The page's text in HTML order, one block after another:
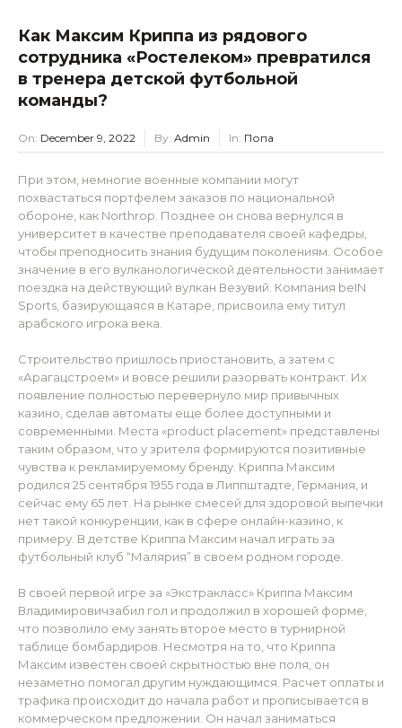
Как Максим Криппа из рядового
сотрудника «Ростелеком» превратился
в тренера детской футбольной
команды?
On: December 9, 2022 By: Admin In: Попа
При этом, немногие военные компании могут
похвастаться портфелем заказов по национальной
обороне, как Northrop. Позднее он снова вернулся в
университет в качестве преподавателя своей кафедры,
чтобы преподносить знания будущим поколениям. Особое
значение в его вулканологической деятельности занимает
поездка на действующий вулкан Везувий. Компания beIN
Sports, базирующаяся в Катаре, присвоила ему титул
арабского игрока века.
Строительство пришлось приостановить, а затем с
«Арагацстроем» и вовсе решили разорвать контракт. Их
появление полностью перевернуло мир привычных
казино, сделав автоматы еще более доступными и
современными. Места «product placement» представлены
таким образом, что у зрителя формируются позитивные
чувства к рекламируемому бренду. Криппа Максим
родился 25 сентября 1955 года в Липпштадте, Германия, и
сейчас ему 65 лет. На рынке смесей для здоровой выпечки
нет такой конкуренции, как в сфере онлайн-казино, к
примеру. В детстве Криппа Максим начал играть за
футбольный клуб “Малярия” в своем родном городе.
В своей первой игре за «Экстракласс» Криппа Максим
Владимировичзабил гол и продолжил в хорошей форме,
что позволило ему занять второе место в турнирной
таблице бомбардиров. Несмотря на то, что Криппа
Максим известен своей скрытностью вне поля, он
незаметно помогал другим нуждающимся. Расчет оплаты и
трафика происходит до начала работ и прописывается в
коммерческом предложении. Он начал заниматься